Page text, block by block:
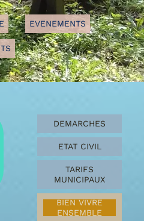
EVENEMENTS
DEMARCHES
ETAT CIVIL
MUNICIPAUX
BIEN VIVRE
ENSEMBLE